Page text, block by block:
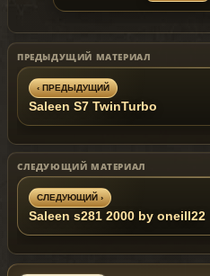
ПРЕДЫДУЩИЙ МАТЕРИАЛ
‹ ПРЕДЫДУЩИЙ
Saleen S7 TwinTurbo
СЛЕДУЮЩИЙ МАТЕРИАЛ
СЛЕДУЮЩИЙ ›
Saleen s281 2000 by oneill22